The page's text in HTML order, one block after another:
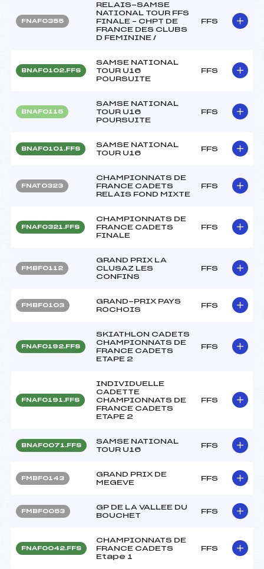
FNAF0355
RELAIS-SAMSE
NATIONAL TOUR FFS
FINALE – CHPT DE
FRANCE DES CLUBS
D FEMININE /
FFS
BNAF0102.FFS
SAMSE NATIONAL
TOUR U16
POURSUITE
FFS
BNAF0115
SAMSE NATIONAL
TOUR U16
POURSUITE
FFS
BNAF0101.FFS
SAMSE NATIONAL
TOUR U16
FFS
FNAT0323
CHAMPIONNATS DE
FRANCE CADETS
RELAIS FOND MIXTE
FFS
FNAF0321.FFS
CHAMPIONNATS DE
FRANCE CADETS
FINALE
FFS
FMBF0112
GRAND PRIX LA
CLUSAZ LES
CONFINS
FFS
FMBF0103
GRAND-PRIX PAYS
ROCHOIS
FFS
FNAF0192.FFS
SKIATHLON CADETS
CHAMPIONNATS DE
FRANCE CADETS
ETAPE 2
FFS
FNAF0191.FFS
INDIVIDUELLE
CADETTE
CHAMPIONNATS DE
FRANCE CADETS
ETAPE 2
FFS
BNAF0071.FFS
SAMSE NATIONAL
TOUR U16
FFS
FMBF0143
GRAND PRIX DE
MEGEVE
FFS
FMBF0053
GP DE LA VALLEE DU
BOUCHET
FFS
FNAF0042.FFS
CHAMPIONNATS DE
FRANCE CADETS
Etape 1
FFS